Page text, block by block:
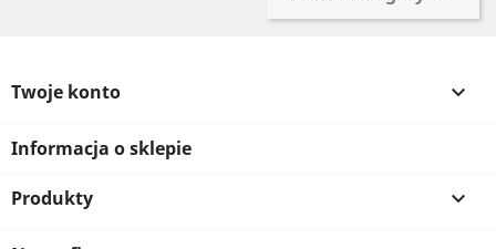
Twoje konto 
Informacja o sklepie
Produkty 